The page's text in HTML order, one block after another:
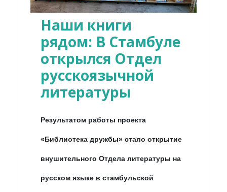
Наши книги
рядом: В Стамбуле
открылся Отдел
русскоязычной
литературы
Результатом работы проекта
«Библиотека дружбы» стало открытие
внушительного Отдела литературы на
русском языке в стамбульской